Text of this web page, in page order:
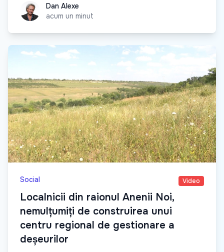
Dan AlexeDan Alexe
acum un minut
Social Video
Localnicii din raionul Anenii Noi,
nemulțumiți de construirea unui
centru regional de gestionare a
deșeurilor